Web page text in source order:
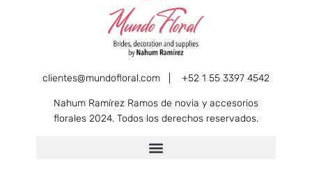
clientes@mundofloral.com | +52 1 55 3397 4542
Nahum Ramírez Ramos de novia y accesorios
florales 2024. Todos los derechos reservados.